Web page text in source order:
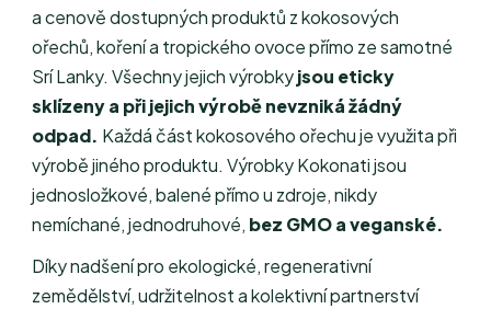
a cenově dostupných produktů z kokosových
ořechů, koření a tropického ovoce přímo ze samotné
Srí Lanky.Všechny jejich výrobkyjsou eticky
sklízeny a při jejich výrobě nevzniká žádný
odpad. Každá část kokosového ořechu je využita při
výrobě jiného produktu. Výrobky Kokonati jsou
jednosložkové, balené přímo u zdroje, nikdy
nemíchané, jednodruhové, bez GMO a veganské.
Díky nadšení pro ekologické, regenerativní
zemědělství, udržitelnost a kolektivní partnerství